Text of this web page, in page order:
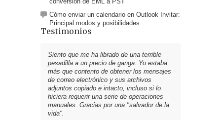
Cómo enviar un calendario en Outlook Invitar:
Principal modos y posibilidades
Testimonios
Siento que me ha librado de una terrible
pesadilla a un precio de ganga. Yo estaba
más que contento de obtener los mensajes
de correo electrónico y sus archivos
adjuntos copiado e intacto, incluso si lo
hiciera requerir una serie de operaciones
manuales. Gracias por una "salvador de la
vida".